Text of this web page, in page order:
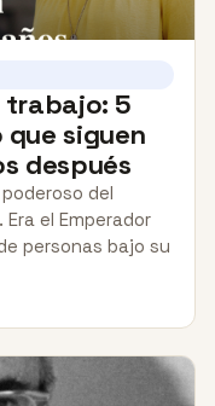
trabajo: 5
siguen
después
del
el Emperador
personas bajo su